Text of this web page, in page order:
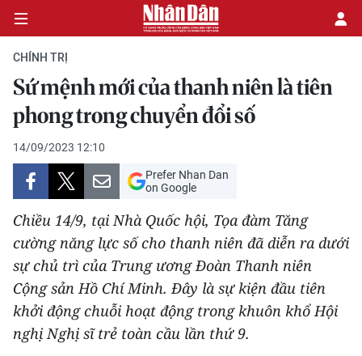
CHÍNH TRỊ
KINH TẾ
VĂN HÓA
XÃ HỘI
PHÁP LUẬT
DU LỊCH
THẾ GIỚI
CHÍNH TRỊ
Sứ mệnh mới của thanh niên là tiên
phong trong chuyển đổi số
14/09/2023 12:10
Prefer Nhan Dan
on Google
Chiều 14/9, tại Nhà Quốc hội, Tọa đàm Tăng
cường năng lực số cho thanh niên đã diễn ra dưới
sự chủ trì của Trung ương Đoàn Thanh niên
Cộng sản Hồ Chí Minh. Đây là sự kiện đầu tiên
khởi động chuỗi hoạt động trong khuôn khổ Hội
nghị Nghị sĩ trẻ toàn cầu lần thứ 9.